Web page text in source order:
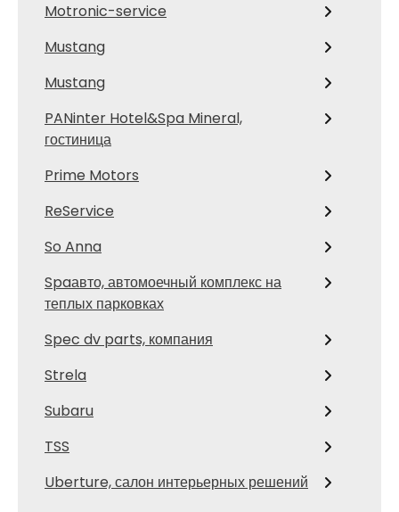
Motronic-service
Mustang
Mustang
PANinter Hotel&Spa Mineral,
гостиница
Prime Motors
ReService
So Anna
Spaавто, автомоечный комплекс на
теплых парковках
Spec dv parts, компания
Strela
Subaru
TSS
Uberture, салон интерьерных решений